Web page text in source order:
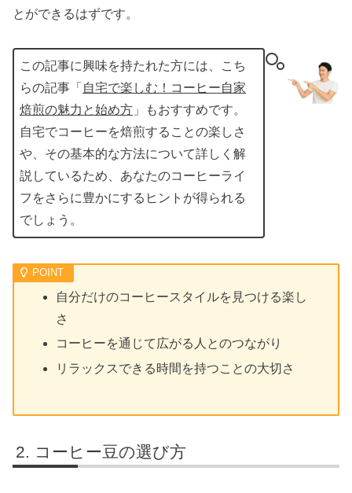
とができるはずです。
この記事に興味を持たれた方には、こち
らの記事「 自宅で楽しむ！コーヒー自家
焙煎の魅力と始め方 」もおすすめです。
自宅でコーヒーを焙煎することの楽しさ
や、その基本的な方法について詳しく解
説しているため、あなたのコーヒーライ
フをさらに豊かにするヒントが得られる
でしょう。
自分だけのコーヒースタイルを見つける楽し
さ
コーヒーを通じて広がる人とのつながり
リラックスできる時間を持つことの大切さ
コーヒー豆の選び方